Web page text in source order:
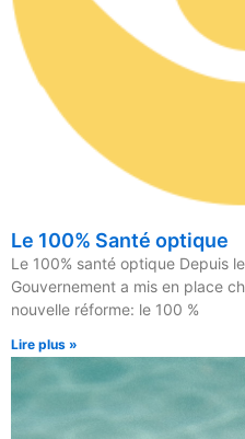
Le 100% Santé optique
Le 100% santé optique Depuis
Gouvernement a mis en place
nouvelle réforme: le 100 %
Lire plus »